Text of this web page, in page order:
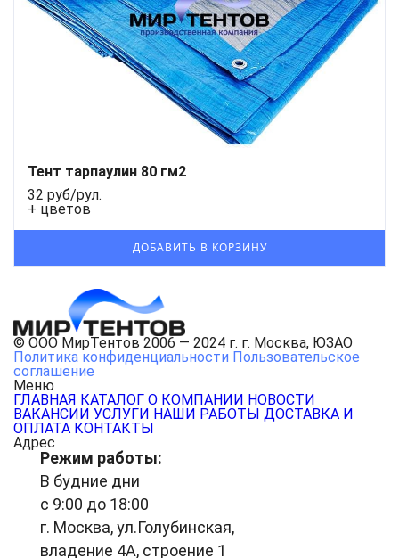
Тент тарпаулин 80 гм2
32 руб/рул.
+ цветов
© ООО МирТентов 2006 — 2024 г. г. Москва, ЮЗАО
Политика конфиденциальности Пользовательское
соглашение
Меню
ГЛАВНАЯ КАТАЛОГ О КОМПАНИИ НОВОСТИ
ВАКАНСИИ УСЛУГИ НАШИ РАБОТЫ ДОСТАВКА И
ОПЛАТА КОНТАКТЫ
Адрес
Режим работы:
В будние дни
с 9:00 до 18:00
г. Москва, ул.Голубинская,
владение 4А, строение 1